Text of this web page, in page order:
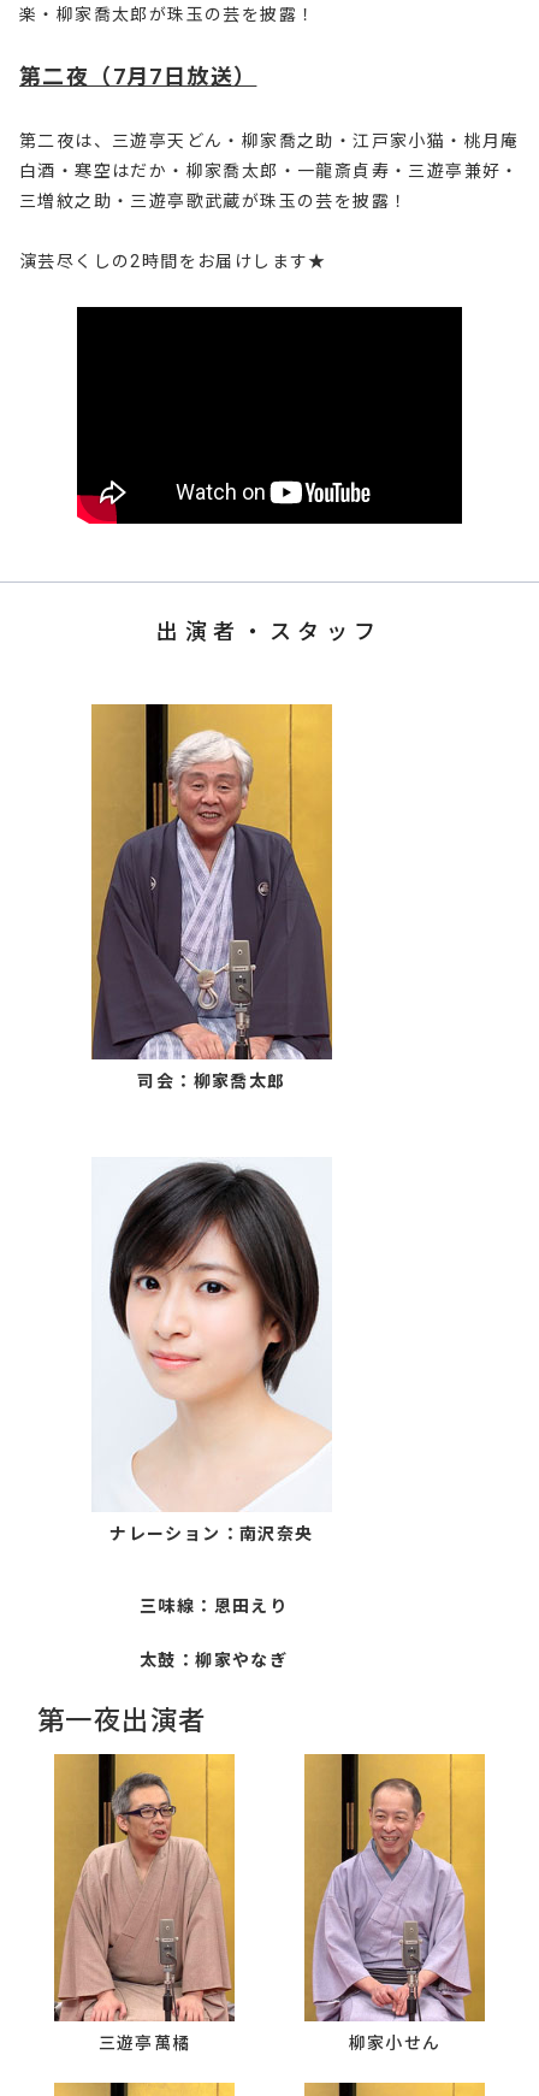
楽・柳家喬太郎が珠玉の芸を披露！
第二夜（7月7日放送）
第二夜は、三遊亭天どん・柳家喬之助・江戸家小猫・桃月庵
白酒・寒空はだか・柳家喬太郎・一龍斎貞寿・ 三遊亭兼好・
三増紋之助・三遊亭歌武蔵が珠玉の芸を披露！
演芸尽くしの2時間をお届けします★
出演者・スタッフ
司会：柳家喬太郎
ナレーション：南沢奈央
三味線：恩田えり
太鼓：柳家やなぎ
第一夜出演者
三遊亭萬橘 柳家小せん